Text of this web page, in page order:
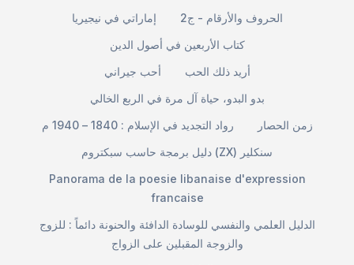
إماراتي في نيجيريا
الحروف والأرقام - ج2
كتاب الأربعين في أصول الدين
أحب جيراني
أريد ذلك الحب
بدو البدو، حياة آل مرة في الربع الخالي
رواد التجديد في الإسلام : 1840 – 1940 م
زمن الحصار
دليل برمجة حاسب سبكتروم (ZX) سنكلير
Panorama de la poesie libanaise d'expression
francaise
الدليل العلمي والنفسي للوسادة الدافئة والحنونة دائماً : للزوج
والزوجة المقبلين على الزواج